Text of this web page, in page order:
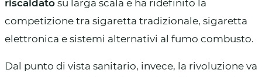
riscaldato su larga scala e ha ridefinito la
competizione tra sigaretta tradizionale, sigaretta
elettronica e sistemi alternativi al fumo combusto.
Dal punto di vista sanitario, invece, la rivoluzione va